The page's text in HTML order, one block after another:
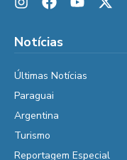
Notícias
Últimas Notícias
Paraguai
Argentina
Turismo
Reportagem Especial